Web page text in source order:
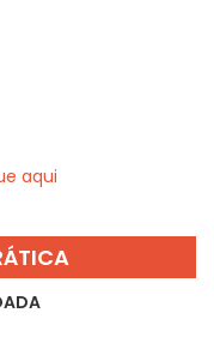
aqui